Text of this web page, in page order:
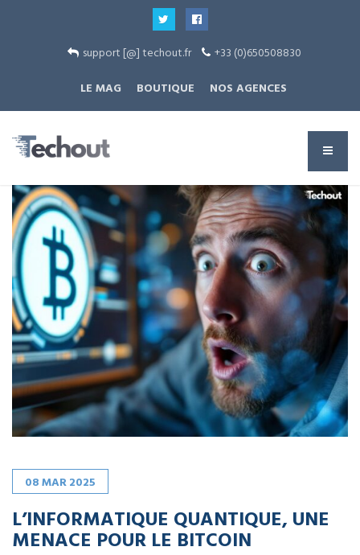
support [@] techout.fr
+33 (0)650508830
LE MAG
BOUTIQUE NOS AGENCES
08MAR2025
L’INFORMATIQUE QUANTIQUE, UNE
MENACE POUR LE BITCOIN